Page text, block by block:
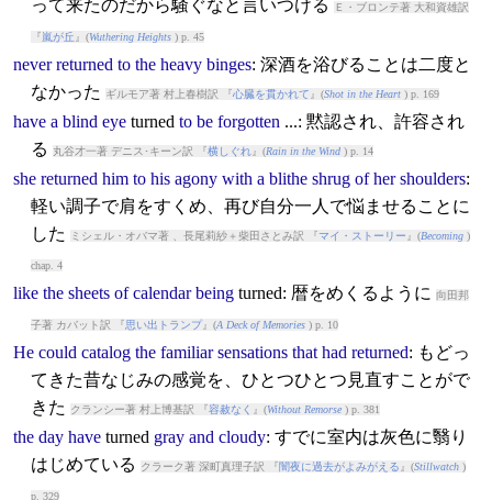
って来たのだから騒ぐなと言いつける
Ｅ・ブロンテ著 大和資雄訳
『嵐が丘 』(Wuthering Heights) p. 45
never returned to the heavy binges: 深酒を浴びることは二度と
なかった
ギルモア著 村上春樹訳 『心臓を貫かれて 』(Shot in the Heart) p. 169
have a blind eye turned to be forgotten ...: 黙認され、許容され
る
丸谷才一著 デニス･キーン訳 『横しぐれ 』(Rain in the Wind) p. 14
she returned him to his agony with a blithe shrug of her shoulders:
軽い調子で肩をすくめ、再び自分一人で悩ませることに
した
ミシェル・オバマ著 、長尾莉紗＋柴田さとみ訳 『マイ・ストーリー 』(Becoming)
chap. 4
like the sheets of calendar being turned: 暦をめくるように 向田邦
子著 カバット訳 『思い出トランプ』(A Deck of Memories) p. 10
He could catalog the familiar sensations that had returned: もどっ
てきた昔なじみの感覚を、ひとつひとつ見直すことがで
きた
クランシー著 村上博基訳 『容赦なく 』(Without Remorse) p. 381
the day have turned gray and cloudy: すでに室内は灰色に翳り
はじめている
クラーク著 深町真理子訳 『闇夜に過去がよみがえる 』(Stillwatch)
p. 329